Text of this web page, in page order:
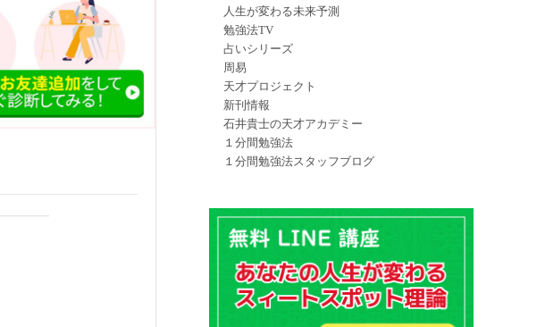
人生が変わる未来予測
勉強法TV
占いシリーズ
周易
天才プロジェクト
新刊情報
石井貴士の天才アカデミー
１分間勉強法
１分間勉強法スタッフブログ